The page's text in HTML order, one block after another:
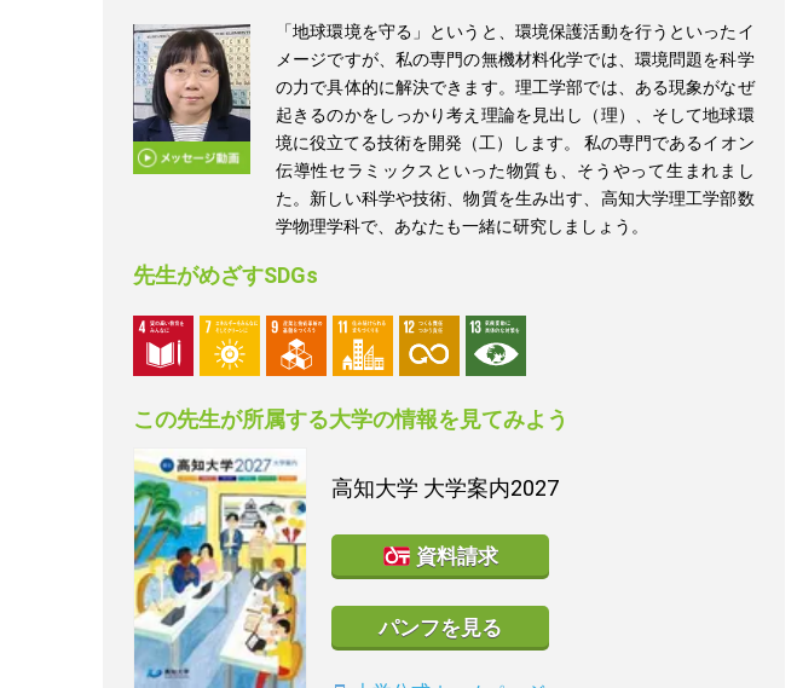
「地球環境を守る」というと、環境保護活動を行うといったイ
メージですが、私の専門の無機材料化学では、環境問題を科学
の力で具体的に解決できます。理工学部では、ある現象がなぜ
起きるのかをしっかり考え理論を見出し（理）、そして地球環
境に役立てる技術を開発（工）します。 私の専門であるイオン
伝導性セラミックスといった物質も、そうやって生まれまし
た。新しい科学や技術、物質を生み出す、高知大学理工学部数
学物理学科で、あなたも一緒に研究しましょう。
先生がめざすSDGs
この先生が所属する大学の情報を見てみよう
高知大学 大学案内2027
資料請求
パンフを見る